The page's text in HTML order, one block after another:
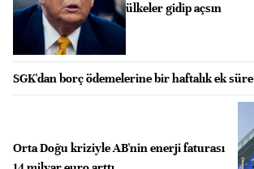
ülkeler gidip açsın
SGK'dan borç ödemelerine bir haftalık ek süre
Orta Doğu kriziyle AB'nin enerji faturası